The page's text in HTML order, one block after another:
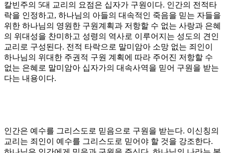
칼빈주의 5대 교리의 요점은 십자가 구원이다. 인간의 전적타
락을 인정하고, 하나님의 아들의 대속적인 죽음을 믿는 자들을
위한 하나님의 영원한 구원계획과 저항할 수 없는 사랑과 은혜
의 위대성을 찬미하고 성령의 역사로 이루어지는 성도의 견인
교리로 구성된다. 전적 타락으로 말미암아 소망 없는 죄인이
하나님의 위대한 주권적 구원 계획에 따라 주어진 저항할 수
없는 은혜로 말미암아 십자가의 대속사역을 믿어 구원을 받는
다는 내용이다.
인간은 예수를 그리스도로 믿음으로 구원을 받는다. 이신칭의
교리는 죄인이 예수를 그리스도로 믿어야 할 것을 강조한다.